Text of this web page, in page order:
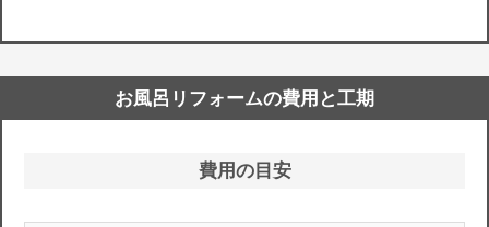
お風呂リフォームの費用と工期
費用の目安